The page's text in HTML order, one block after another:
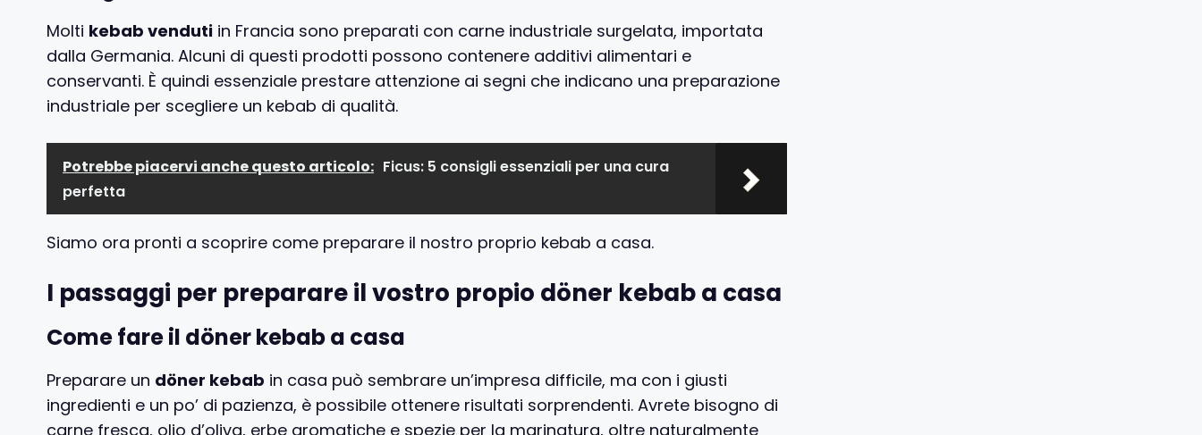
Molti kebab venduti in Francia sono preparati con carne industriale surgelata, importata
dalla Germania. Alcuni di questi prodotti possono contenere additivi alimentari e
conservanti. È quindi essenziale prestare attenzione ai segni che indicano una preparazione
industriale per scegliere un kebab di qualità.
Potrebbe piacervi anche questo articolo: Ficus: 5 consigli essenziali per una cura
perfetta
Siamo ora pronti a scoprire come preparare il nostro proprio kebab a casa.
I passaggi per preparare il vostro propio döner kebab a casa
Come fare il döner kebab a casa
Preparare un döner kebab in casa può sembrare un’impresa difficile, ma con i giusti
ingredienti e un po’ di pazienza, è possibile ottenere risultati sorprendenti. Avrete bisogno di
carne fresca, olio d’oliva, erbe aromatiche e spezie per la marinatura, oltre naturalmente